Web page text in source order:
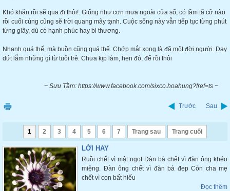
Khó khăn rồi sẽ qua đi thôi!. Giống như cơn mưa ngoài cửa sổ, có tầm tã cỡ nào
rồi cuối cùng cũng sẽ trời quang mây tạnh. Cuộc sống này vẫn tiếp tục từng phút
từng giây, dù có hạnh phúc hay bi thương.
Nhanh quá thế, mà buồn cũng quá thế. Chớp mắt xong là đã một đời người. Day
dứt lắm những gì từ tuổi trẻ. Chưa kịp làm, hẹn đó, để rồi thôi
~ Sưu Tầm: https://www.facebook.com/sixco.hoahung?fref=ts ~
Trước Sau
1 2 3 4 5 6 7 Trang sau Trang cuối
LỜI HAY
Ruồi chết vì mật ngọt Đàn bà chết vì đàn ông khéo
miệng. Đàn ông chết vì đàn bà đẹp Còn cha mẹ
chết vì con bất hiếu
Đọc thêm